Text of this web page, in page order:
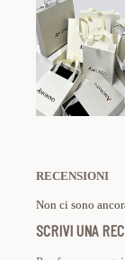
RECENSIONI
Non ci sono
SCRIVI UNA